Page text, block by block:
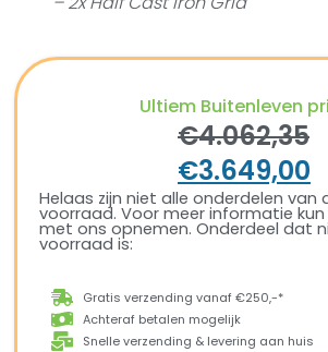
Ultiem Buitenleven
€4.062,35
€3.649,00
Helaas zijn niet alle onderdelen van
voorraad. Voor meer informatie
met ons opnemen. Onderdeel dat
voorraad is:
Gratis verzending vanaf €250,-*
Achteraf betalen mogelijk
Snelle verzending & levering aan huis